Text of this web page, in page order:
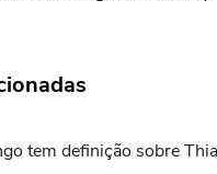
tem definição sobre